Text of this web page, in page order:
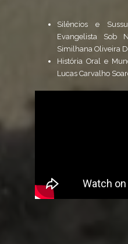
Silêncios e
Evangelista Sob
Similhana Oliveira
História Oral e
Lucas Carvalho